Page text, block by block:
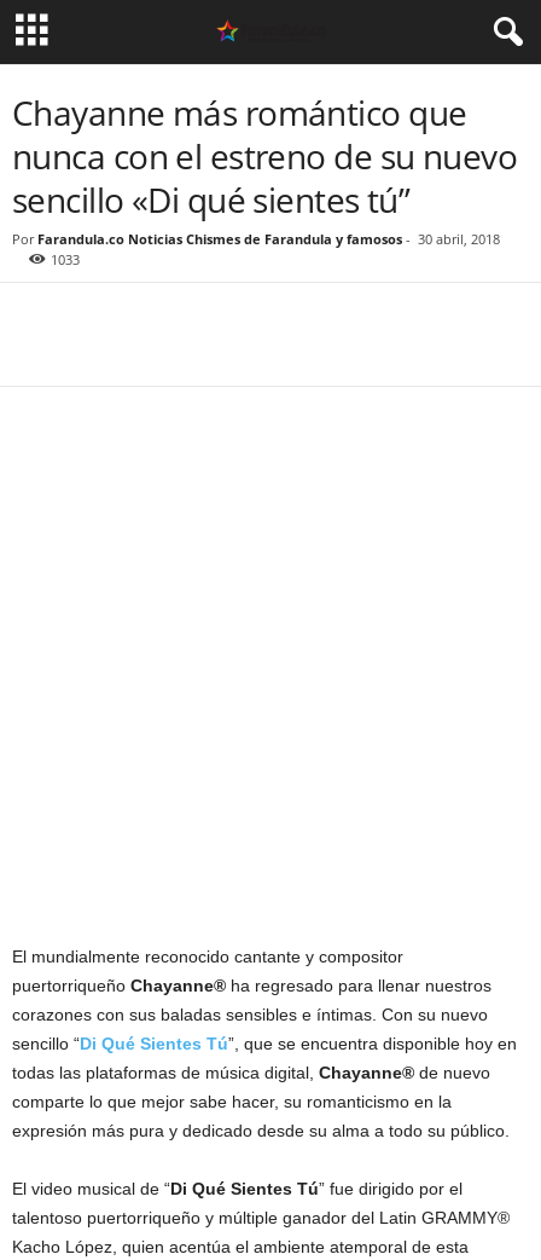
Chayanne más romántico que
nunca con el estreno de su nuevo
sencillo «Di qué sientes tú”
Por Farandula.co Noticias Chismes de Farandula y famosos - 30 abril, 2018
1033
El mundialmente reconocido cantante y compositor
puertorriqueño Chayanne® ha regresado para llenar nuestros
corazones con sus baladas sensibles e íntimas. Con su nuevo
sencillo “Di Qué Sientes Tú”, que se encuentra disponible hoy en
todas las plataformas de música digital, Chayanne® de nuevo
comparte lo que mejor sabe hacer, su romanticismo en la
expresión más pura y dedicado desde su alma a todo su público.
El video musical de “Di Qué Sientes Tú” fue dirigido por el
talentoso puertorriqueño y múltiple ganador del Latin GRAMMY®
Kacho López, quien acentúa el ambiente atemporal de esta